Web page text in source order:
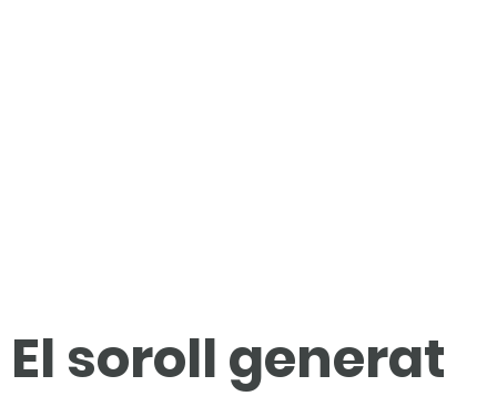
El soroll generat